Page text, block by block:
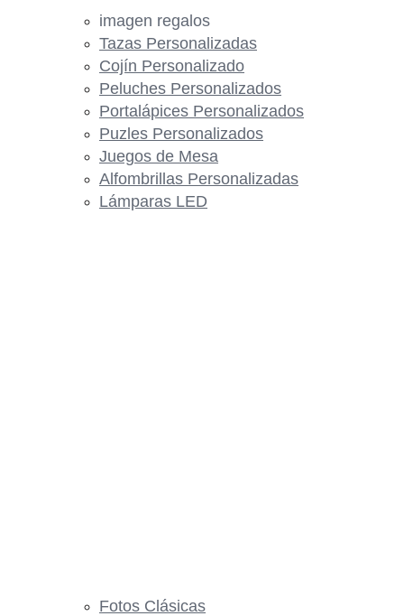
imagen regalos
Tazas Personalizadas
Cojín Personalizado
Peluches Personalizados
Portalápices Personalizados
Puzles Personalizados
Juegos de Mesa
Alfombrillas Personalizadas
Lámparas LED
Fotos Clásicas